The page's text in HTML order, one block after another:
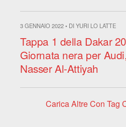
3 GENNAIO 2022 • DI YURI LO LATTE
Tappa 1 della Dakar
Giornata nera per
Nasser Al-Attiyah
Carica Altre Con Tag